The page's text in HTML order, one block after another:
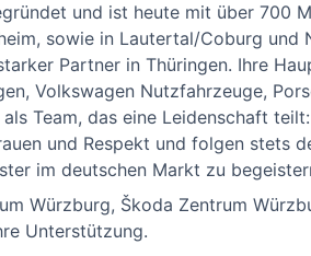
und ist heute mit über 700
sowie in Lautertal/Coburg und
Partner in Thüringen. Ihre
Volkswagen Nutzfahrzeuge,
Team, das eine Leidenschaft
und Respekt und folgen stets
im deutschen Markt zu
Würzburg, Škoda Zentrum
Unterstützung.